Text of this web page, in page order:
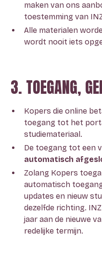
maken van ons
toestemming van
Alle materialen
wordt nooit iets
3. TOEGANG,
Kopers die online
toegang tot het
studiemateriaal.
De toegang tot een
automatisch
Zolang Kopers
automatisch
updates en nieuw
dezelfde richting.
jaar aan de nieuwe
redelijke termijn.